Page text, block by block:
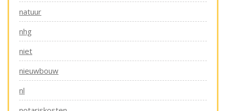
natuur
nhg
niet
nieuwbouw
nl